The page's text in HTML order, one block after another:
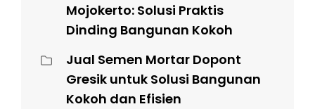
Mojokerto: Solusi Praktis
Dinding Bangunan Kokoh
Jual Semen Mortar Dopont
Gresik untuk Solusi Bangunan
Kokoh dan Efisien